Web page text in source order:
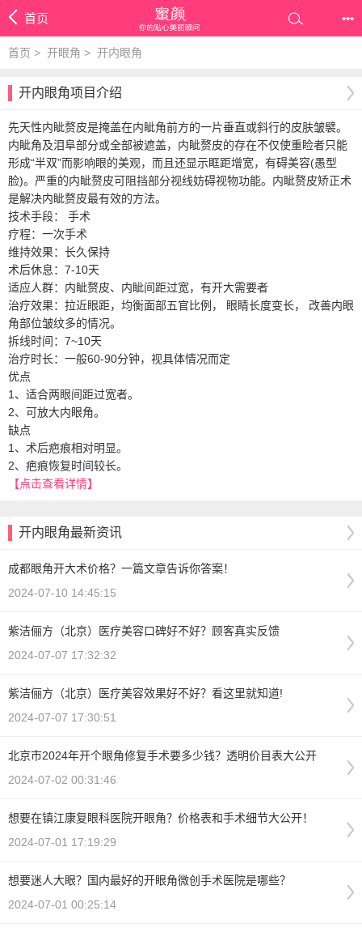
首页 •••
首页 > 开眼角 > 开内眼角
开内眼角项目介绍
先天性内眦赘皮是掩盖在内眦角前方的一片垂直或斜行的皮肤皱襞。
内眦角及泪阜部分或全部被遮盖，内眦赘皮的存在不仅使重睑者只能
形成“半双”而影响眼的美观，而且还显示眶距增宽，有碍美容(愚型
脸)。严重的内眦赘皮可阻挡部分视线妨碍视物功能。内眦赘皮矫正术
是解决内眦赘皮最有效的方法。
技术手段： 手术
疗程：一次手术
维持效果：长久保持
术后休息：7-10天
适应人群：内眦赘皮、内眦间距过宽，有开大需要者
治疗效果：拉近眼距，均衡面部五官比例， 眼睛长度变长， 改善内眼
角部位皱纹多的情况。
拆线时间：7~10天
治疗时长：一般60-90分钟，视具体情况而定
优点
1、适合两眼间距过宽者。
2、可放大内眼角。
缺点
1、术后疤痕相对明显。
2、疤痕恢复时间较长。
【点击查看详情】
开内眼角最新资讯
成都眼角开大术价格？一篇文章告诉你答案！
2024-07-10 14:45:15
紫洁俪方（北京）医疗美容口碑好不好？顾客真实反馈
2024-07-07 17:32:32
紫洁俪方（北京）医疗美容效果好不好？看这里就知道!
2024-07-07 17:30:51
北京市2024年开个眼角修复手术要多少钱？透明价目表大公开
2024-07-02 00:31:46
想要在镇江康复眼科医院开眼角？价格表和手术细节大公开！
2024-07-01 17:19:29
想要迷人大眼？国内最好的开眼角微创手术医院是哪些？
2024-07-01 00:25:14